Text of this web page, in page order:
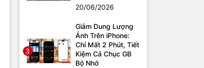
20/06/2026
3
Giảm Dung Lượng
Ảnh Trên iPhone:
Chỉ Mất 2 Phút, Tiết
Kiệm Cả Chục GB
Bộ Nhớ